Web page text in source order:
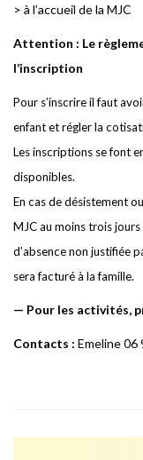
> à l’accueil de la MJC
Attention : Le
l’inscription
Pour s’inscrire il faut
enfant et régler la
Les inscriptions se font
disponibles.
En cas de désistement
MJC au moins trois
d’absence non justifiée
sera facturé à la famille.
— Pour les activités, p
Contacts : Emeline 06